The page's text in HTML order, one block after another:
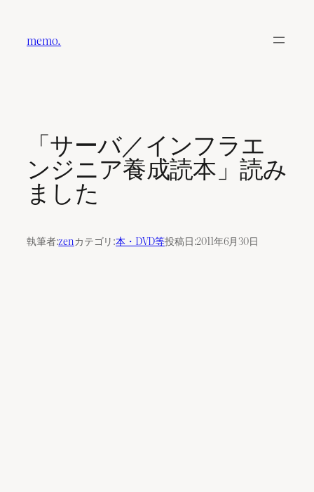
memo.
「サーバ／インフラエ
ンジニア養成読本」読み
ました
執筆者:zenカテゴリ:本・DVD等投稿日:2011年6月30日